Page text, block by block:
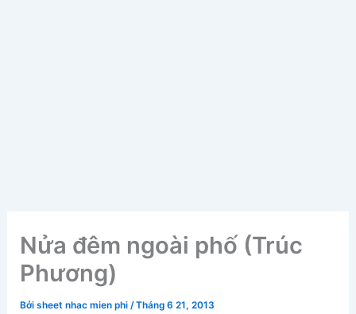
Nửa đêm ngoài phố (Trúc
Phương)
Bởisheet nhac mien phi/Tháng 6 21, 2013